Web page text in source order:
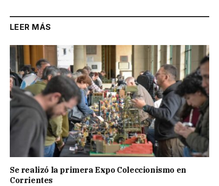
LEER MÁS
Se realizó la primera Expo Coleccionismo en
Corrientes